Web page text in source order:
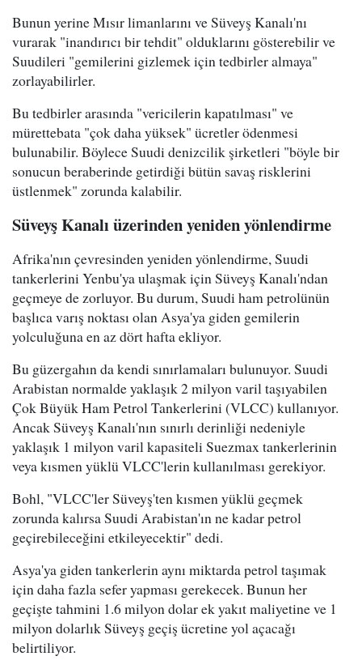
Bunun yerine Mısır limanlarını ve Süveyş Kanalı'nı
vurarak "inandırıcı bir tehdit" olduklarını gösterebilir ve
Suudileri "gemilerini gizlemek için tedbirler almaya"
zorlayabilirler.
Bu tedbirler arasında "vericilerin kapatılması" ve
mürettebata "çok daha yüksek" ücretler ödenmesi
bulunabilir. Böylece Suudi denizcilik şirketleri "böyle bir
sonucun beraberinde getirdiği bütün savaş risklerini
üstlenmek" zorunda kalabilir.
Süveyş Kanalı üzerinden yeniden yönlendirme
Afrika'nın çevresinden yeniden yönlendirme, Suudi
tankerlerini Yenbu'ya ulaşmak için Süveyş Kanalı'ndan
geçmeye de zorluyor. Bu durum, Suudi ham petrolünün
başlıca varış noktası olan Asya'ya giden gemilerin
yolculuğuna en az dört hafta ekliyor.
Bu güzergahın da kendi sınırlamaları bulunuyor. Suudi
Arabistan normalde yaklaşık 2 milyon varil taşıyabilen
Çok Büyük Ham Petrol Tankerlerini (VLCC) kullanıyor.
Ancak Süveyş Kanalı'nın sınırlı derinliği nedeniyle
yaklaşık 1 milyon varil kapasiteli Suezmax tankerlerinin
veya kısmen yüklü VLCC'lerin kullanılması gerekiyor.
Bohl, "VLCC'ler Süveyş'ten kısmen yüklü geçmek
zorunda kalırsa Suudi Arabistan'ın ne kadar petrol
geçirebileceğini etkileyecektir" dedi.
Asya'ya giden tankerlerin aynı miktarda petrol taşımak
için daha fazla sefer yapması gerekecek. Bunun her
geçişte tahmini 1.6 milyon dolar ek yakıt maliyetine ve 1
milyon dolarlık Süveyş geçiş ücretine yol açacağı
belirtiliyor.